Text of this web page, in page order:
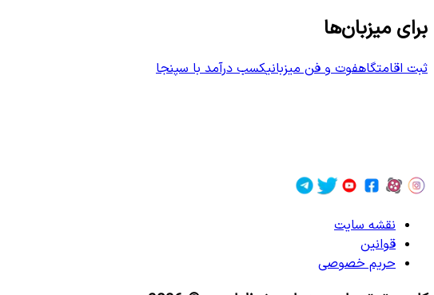
برای میزبان‌ها
ثبت اقامتگاهفوت و فن میزبانیکسب درآمد با سپنجا
نقشه سایت
قوانین
حریم خصوصی